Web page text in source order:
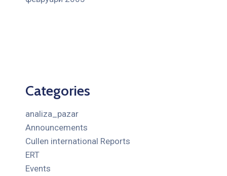
Categories
analiza_pazar
Announcements
Cullen international Reports
ERT
Events